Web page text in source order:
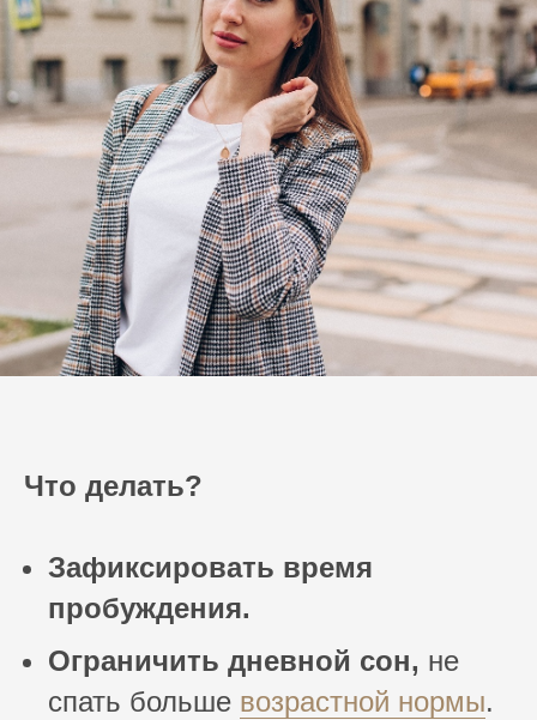
Что делать?
Зафиксировать время
пробуждения.
Ограничить дневной сон, не
спать больше возрастной нормы.